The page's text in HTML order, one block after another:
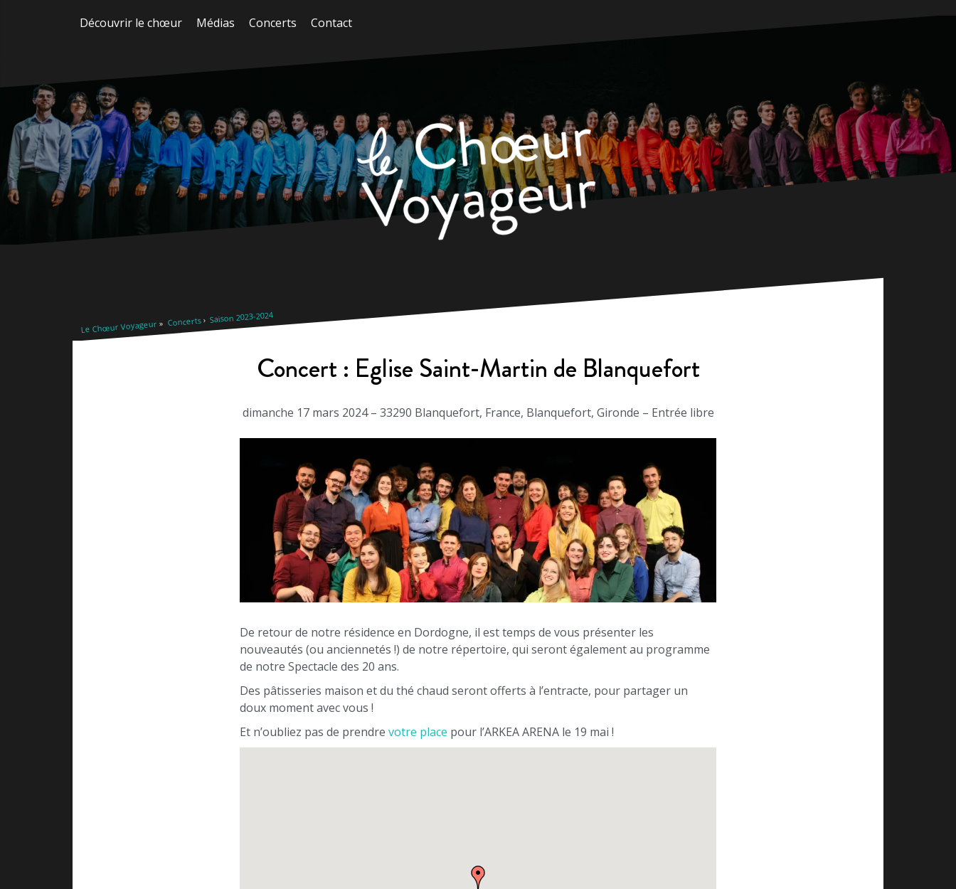
Découvrir le chœur Médias Concerts Contact
Le Chœur Voyageur Concerts Saison 2023-2024
Concert : Eglise Saint-Martin de Blanquefort
dimanche 17 mars 2024 – 33290 Blanquefort, France, Blanquefort, Gironde – Entrée libre
De retour de notre résidence en Dordogne, il est temps de vous présenter les
nouveautés (ou anciennetés !) de notre répertoire, qui seront également au programme
de notre Spectacle des 20 ans.
Des pâtisseries maison et du thé chaud seront offerts à l’entracte, pour partager un
doux moment avec vous !
Et n’oubliez pas de prendre votre place pour l’ARKEA ARENA le 19 mai !